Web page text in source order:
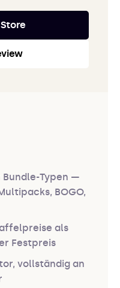
Bundle-Typen —
BOGO,
als
Festpreis
vollständig an